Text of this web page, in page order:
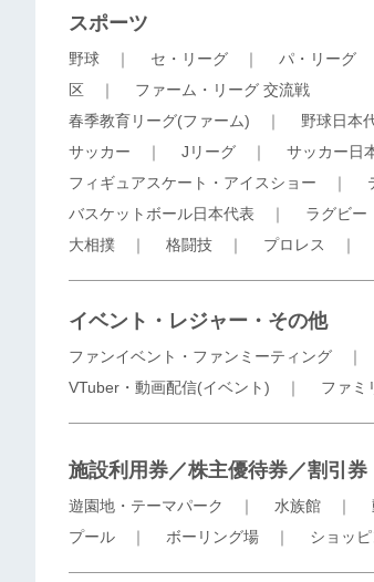
スポーツ
野球 ｜ セ・リーグ ｜ パ・リーグ
区 ｜ ファーム・リーグ 交流戦
春季教育リーグ(ファーム) ｜ 野球日本
サッカー ｜ Jリーグ ｜ サッカー日
フィギュアスケート・アイスショー ｜
バスケットボール日本代表 ｜ ラグビー
大相撲 ｜ 格闘技 ｜ プロレス ｜
イベント・レジャー・その他
ファンイベント・ファンミーティング ｜
VTuber・動画配信(イベント) ｜ ファミ
施設利用券／株主優待券／割引券
遊園地・テーマパーク ｜ 水族館 ｜
プール ｜ ボーリング場 ｜ ショッ